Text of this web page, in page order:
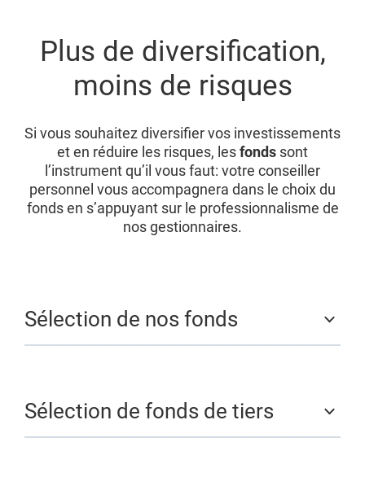
Plus de diversification,
moins de risques
Si vous souhaitez diversifier vos investissements
et en réduire les risques, lesfonds sont
l’instrument qu’il vous faut: votre conseiller
personnel vous accompagnera dans le choix du
fonds en s’appuyant sur le professionnalisme de
nos gestionnaires.
Sélection de nos fonds
Sélection de fonds de tiers